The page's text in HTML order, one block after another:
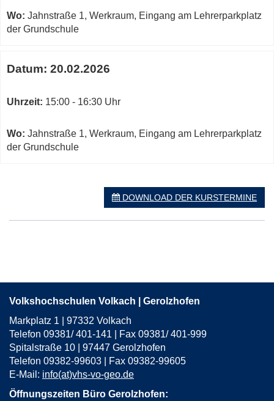
1,
Volkach
neuem
öffnen
Wo: Jahnstraße 1, Werkraum, Eingang am Lehrerparkplatz
der Grundschule
Datum: 20.02.2026
Uhrzeit: 15:00 - 16:30 Uhr
Wo: Jahnstraße 1, Werkraum, Eingang am Lehrerparkplatz
der Grundschule
DOWNLOAD DER KURSTERMINE
Volkshochschulen Volkach | Gerolzhofen
Markplatz 1 | 97332 Volkach
Telefon 09381/ 401-141 | Fax 09381/ 401-999
Spitalstraße 10 | 97447 Gerolzhofen
Telefon 09382-99603 | Fax 09382-99605
E-Mail: info(at)vhs-vo-geo.de
Öffnungszeiten Büro Gerolzhofen: